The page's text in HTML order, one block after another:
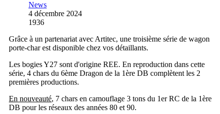
News
4 décembre 2024
1936
Grâce à un partenariat avec Artitec, une troisième série de wagon
porte-char est disponible chez vos détaillants.
Les bogies Y27 sont d'origine REE. En reproduction dans cette
série, 4 chars du 6ème Dragon de la 1ère DB complètent les 2
premières productions.
En nouveauté, 7 chars en camouflage 3 tons du 1er RC de la 1ère
DB pour les réseaux des années 80 et 90.